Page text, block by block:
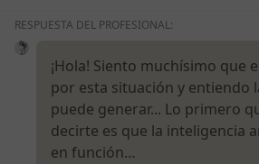
RESPUESTA DEL PROFESIONAL:
¡Hola! Siento muchísimo que
por esta situación y entiendo
puede generar... Lo primero
decirte es que la inteligencia
en función…